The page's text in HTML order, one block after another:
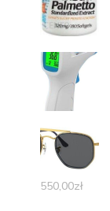
550,00zł